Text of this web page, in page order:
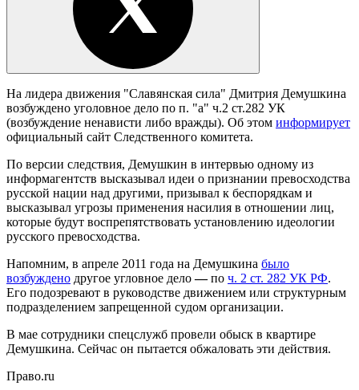
На лидера движения "Славянская сила" Дмитрия Демушкина
возбуждено уголовное дело по п. "а" ч.2 ст.282 УК
(возбуждение ненависти либо вражды). Об этом информирует
официальный сайт Следственного комитета.
По версии следствия, Демушкин в интервью одному из
информагентств высказывал идеи о признании превосходства
русской нации над другими, призывал к беспорядкам и
высказывал угрозы применения насилия в отношении лиц,
которые будут воспрепятствовать установлению идеологии
русского превосходства.
Напомним, в апреле 2011 года на Демушкина было
возбуждено другое угловное дело—по ч. 2 ст. 282 УК РФ.
Его подозревают в руководстве движением или структурным
подразделением запрещенной судом организации.
В мае сотрудники спецслужб провели обыск в квартире
Демушкина. Сейчас он пытается обжаловать эти действия.
Право.ru